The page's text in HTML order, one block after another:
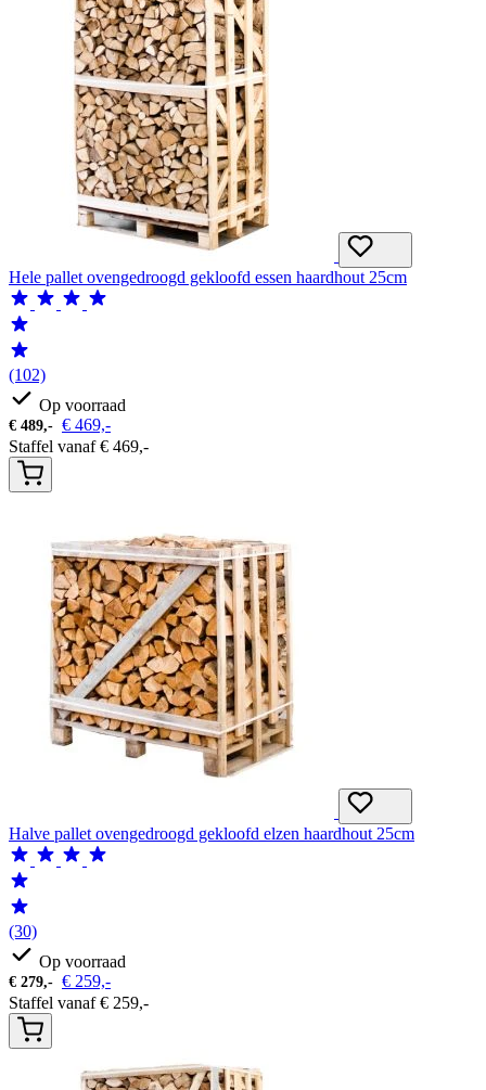
Hele pallet ovengedroogd gekloofd essen haardhout 25cm
(102)
Op voorraad
€ 489,- € 469,-
Staffel vanaf€ 469,-
Halve pallet ovengedroogd gekloofd elzen haardhout 25cm
(30)
Op voorraad
€ 279,- € 259,-
Staffel vanaf€ 259,-